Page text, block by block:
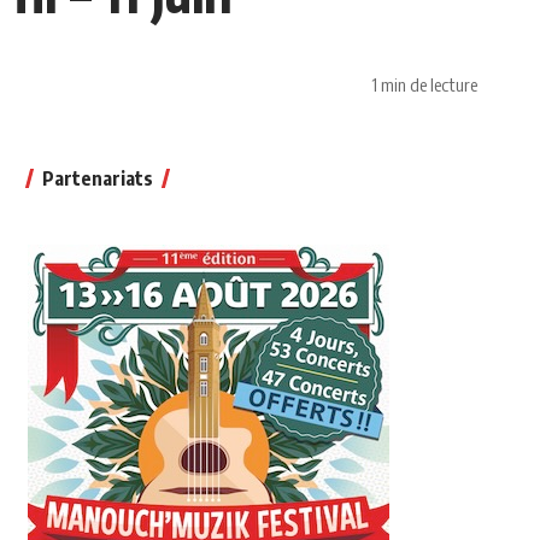
1 min de lecture
Partenariats